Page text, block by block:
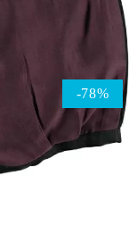
-78%